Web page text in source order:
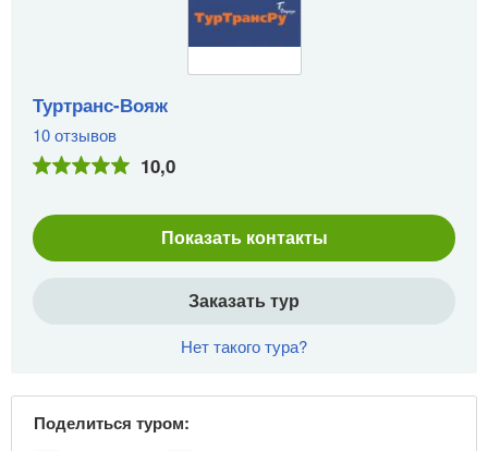
Туртранс-Вояж
10 отзывов
10,0
Показать контакты
Заказать тур
Нет такого тура?
Поделиться туром: